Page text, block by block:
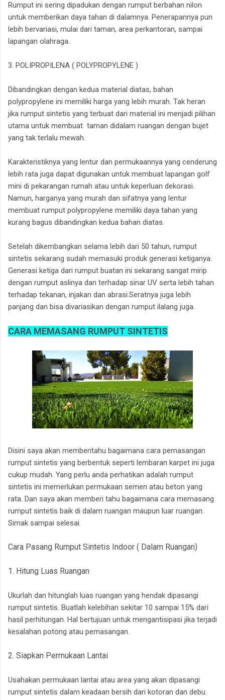
Rumput ini sering dipadukan dengan rumput berbahan nilon
untuk memberikan daya tahan di dalamnya. Penerapannya pun
lebih bervariasi, mulai dari taman, area perkantoran, sampai
lapangan olahraga.
3. POLIPROPILENA ( POLYPROPYLENE )
Dibandingkan dengan kedua material diatas, bahan
polypropylene ini memiliki harga yang lebih murah. Tak heran
jika rumput sintetis yang terbuat dari material ini menjadi pilihan
utama untuk membuat taman didalam ruangan dengan bujet
yang tak terlalu mewah.
Karakteristiknya yang lentur dan permukaannya yang cenderung
lebih rata juga dapat digunakan untuk membuat lapangan golf
mini di pekarangan rumah atau untuk keperluan dekorasi.
Namun, harganya yang murah dan sifatnya yang lentur
membuat rumput polypropylene memiliki daya tahan yang
kurang bagus dibandingkan kedua bahan diatas.
Setelah dikembangkan selama lebih dari 50 tahun, rumput
sintetis sekarang sudah memasuki produk generasi ketiganya.
Generasi ketiga dari rumput buatan ini sekarang sangat mirip
dengan rumput aslinya dan terhadap sinar UV serta lebih tahan
terhadap tekanan, injakan dan abrasi.Seratnya juga lebih
panjang dan bisa divariasikan dengan rumput ilalang juga.
CARA MEMASANG RUMPUT SINTETIS
Disini saya akan memberitahu bagaimana cara pemasangan
rumput sintetis yang berbentuk seperti lembaran karpet ini juga
cukup mudah. Yang perlu anda perhatikan adalah rumput
sintetis ini memerlukan permukaan semen atau beton yang
rata. Dan saya akan memberi tahu bagaimana cara memasang
rumput sintetis baik di dalam ruangan maupun luar ruangan.
Simak sampai selesai.
Cara Pasang Rumput Sintetis Indoor ( Dalam Ruangan)
1. Hitung Luas Ruangan
Ukurlah dan hitunglah luas ruangan yang hendak dipasangi
rumput sintetis. Buatlah kelebihan sekitar 10 sampai 15% dari
hasil perhitungan. Hal bertujuan untuk mengantisipasi jika terjadi
kesalahan potong atau pemasangan.
2. Siapkan Permukaan Lantai
Usahakan permukaan lantai atau area yang akan dipasangi
rumput sintetis dalam keadaan bersih dari kotoran dan debu.